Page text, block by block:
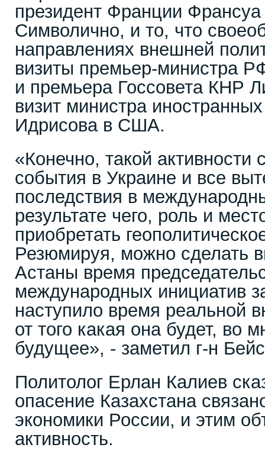
президент Франции
Символично, и то, что
направлениях внешней
визиты премьер-министра
и премьера Госсовета КНР
визит министра
Идрисова в США.
«Конечно, такой активности
события в Украине и все
последствия в
результате чего, роль и
приобретать
Резюмируя, можно сделать
Астаны время
международных инициатив
наступило время реальной
от того какая она будет, во
будущее», - заметил г-н
Политолог Ерлан Калиев
опасение Казахстана
экономики России, и этим
активность.